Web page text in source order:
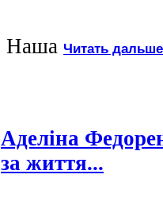
Наша Читать
Аделіна
за життя...